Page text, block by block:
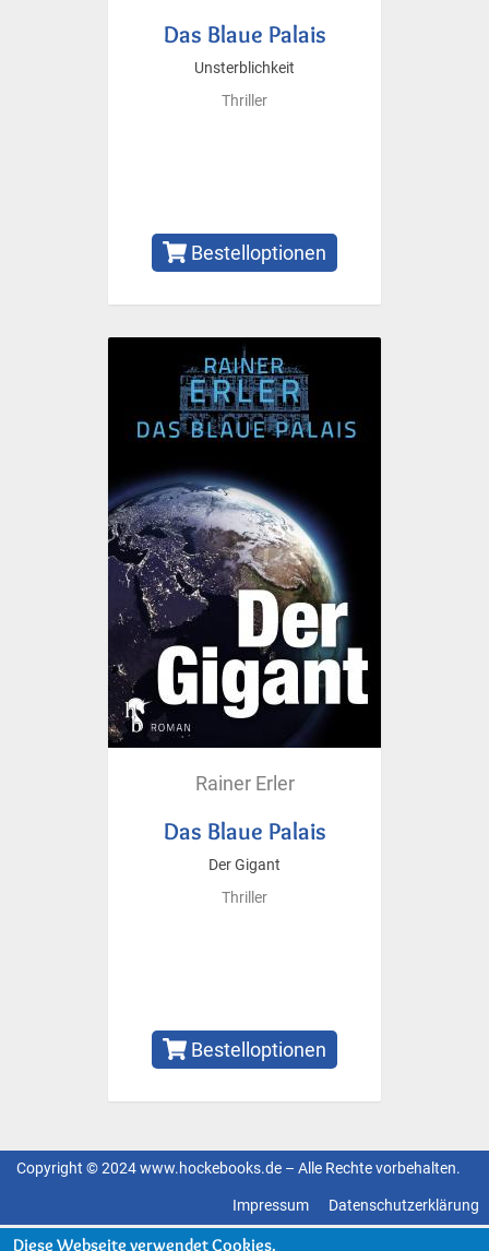
Das Blaue Palais
Unsterblichkeit
Thriller
Bestelloptionen
Rainer Erler
Das Blaue Palais
Der Gigant
Thriller
Bestelloptionen
Copyright © 2024 www.hockebooks.de – Alle Rechte vorbehalten.
Datenschutzerklärung
Impressum
Diese Webseite verwendet Cookies.